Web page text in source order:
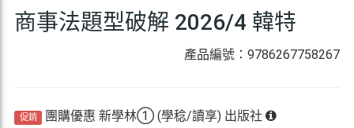
商事法題型破解 2026/4 韓特
產品編號：9786267758267
促銷 團購優惠 新學林① (學稔/讀享) 出版社